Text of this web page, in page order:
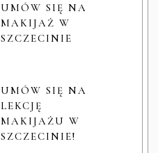
UMÓW SIĘ NA
MAKIJAŻ W
SZCZECINIE
UMÓW SIĘ NA
LEKCJĘ
MAKIJAŻU W
SZCZECINIE!